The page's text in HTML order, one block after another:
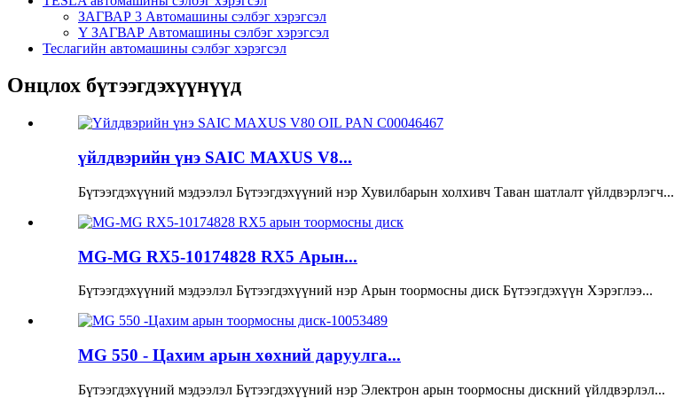
ЗАГВАР 3 Автомашины сэлбэг хэрэгсэл
Y ЗАГВАР Автомашины сэлбэг хэрэгсэл
Теслагийн автомашины сэлбэг хэрэгсэл
Онцлох бүтээгдэхүүнүүд
үйлдвэрийн үнэ SAIC MAXUS V8...
Бүтээгдэхүүний мэдээлэл Бүтээгдэхүүний нэр Хувилбарын холхивч Таван шатлалт үйлдвэрлэгч...
MG-MG RX5-10174828 RX5 Арын...
Бүтээгдэхүүний мэдээлэл Бүтээгдэхүүний нэр Арын тоормосны диск Бүтээгдэхүүн Хэрэглээ...
MG 550 - Цахим арын хөхний даруулга...
Бүтээгдэхүүний мэдээлэл Бүтээгдэхүүний нэр Электрон арын тоормосны дискний үйлдвэрлэл...